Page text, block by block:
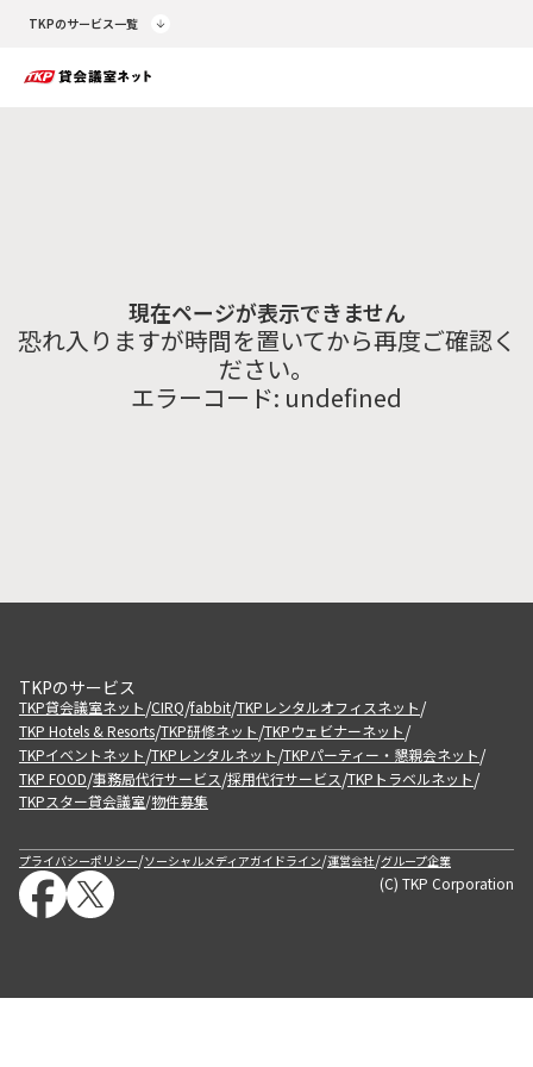
TKPのサービス一覧
現在ページが表示できません
恐れ入りますが時間を置いてから再度ご確認く
ださい。
エラーコード: undefined
TKPのサービス
TKP貸会議室ネット/CIRQ/fabbit/TKPレンタルオフィスネット/
TKP Hotels & Resorts/TKP研修ネット/TKPウェビナーネット/
TKPイベントネット/TKPレンタルネット/TKPパーティー・懇親会ネット/
TKP FOOD/事務局代行サービス/採用代行サービス/TKPトラベルネット/
TKPスター貸会議室/物件募集
プライバシーポリシー/ソーシャルメディアガイドライン/運営会社/グループ企業
(C) TKP Corporation